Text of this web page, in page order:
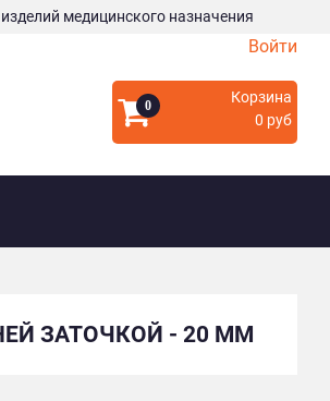
медицинского назначения
Войти
0
Корзина
0 руб
ЗАТОЧКОЙ - 20 ММ